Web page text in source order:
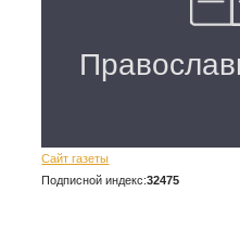
Сайт газеты
Подписной индекс:32475